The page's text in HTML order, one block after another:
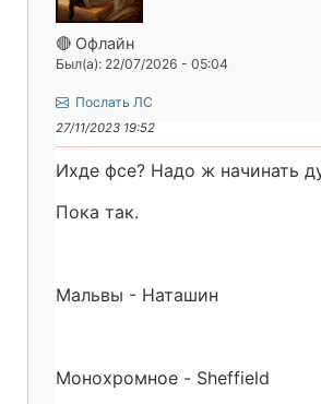
🔴 Офлайн
Был(а): 22/07/2026 - 05:04
Послать ЛС
27/11/2023 19:52
Ихде фсе? Надо ж начинать
Пока так.
Мальвы - Наташин
Монохромное - Sheffield